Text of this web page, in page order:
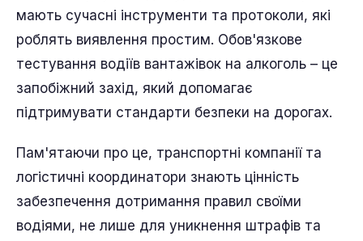
мають сучасні інструменти та протоколи, які
роблять виявлення простим. Обов'язкове
тестування водіїв вантажівок на алкоголь – це
запобіжний захід, який допомагає
підтримувати стандарти безпеки на дорогах.
Пам'ятаючи про це, транспортні компанії та
логістичні координатори знають цінність
забезпечення дотримання правил своїми
водіями, не лише для уникнення штрафів та